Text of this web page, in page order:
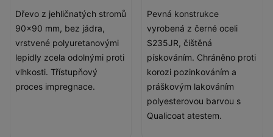
Dřevo z jehličnatých stromů
90x90 mm, bez jádra,
vrstvené polyuretanovými
lepidly zcela odolnými proti
vlhkosti. Třístupňový
proces impregnace.
Pevná konstrukce
vyrobená z černé oceli
S235JR, čištěná
pískováním. Chráněno proti
korozi pozinkováním a
práškovým lakováním
polyesterovou barvou s
Qualicoat atestem.